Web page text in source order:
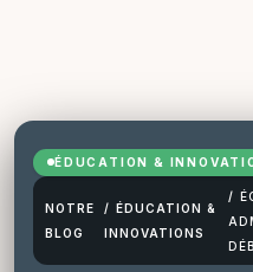
ÉDUCATION &
NOTRE
BLOG
/ ÉDUCATION &
INNOVATIONS
/